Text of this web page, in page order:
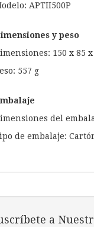
APTII500P
y peso
150 x 85
557 g
del
de embalaje:
a